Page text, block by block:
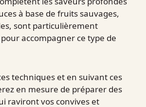
à base de fruits sauvages,
sont particulièrement
accompagner ce type de
techniques et en suivant ces
en mesure de préparer des
raviront vos convives et